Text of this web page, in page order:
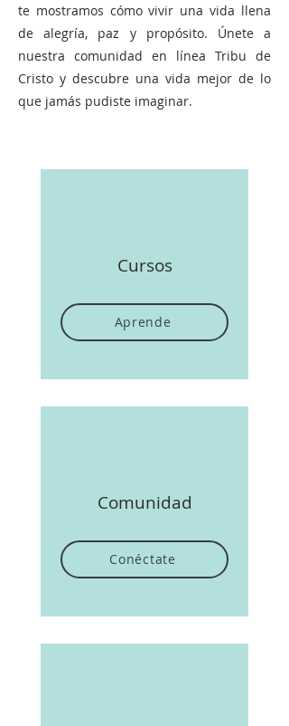
te mostramos cómo vivir una vida llena
de alegría, paz y propósito. Únete a
nuestra comunidad en línea Tribu de
Cristo y descubre una vida mejor de lo
que jamás pudiste imaginar.
Cursos
Aprende
Comunidad
Conéctate